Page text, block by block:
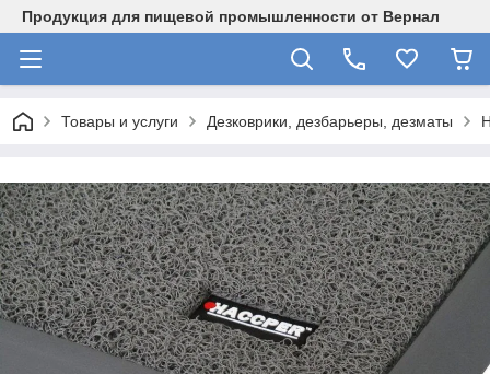
Продукция для пищевой промышленности от Вернал
Товары и услуги Дезковрики, дезбарьеры, дезматы